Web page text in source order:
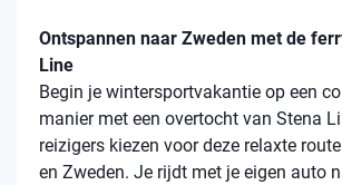
Ontspannen naar Zweden met de
Line
Begin je wintersportvakantie op een
manier met een overtocht van Stena
reizigers kiezen voor deze relaxte
en Zweden. Je rijdt met je eigen auto